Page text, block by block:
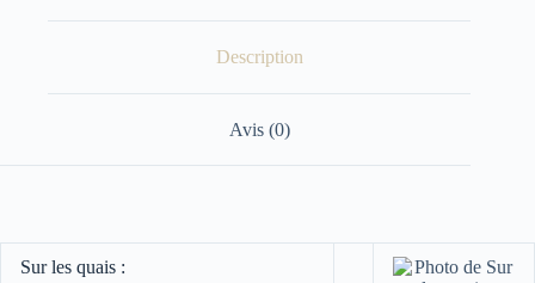
Description
Avis (0)
Sur les quais :